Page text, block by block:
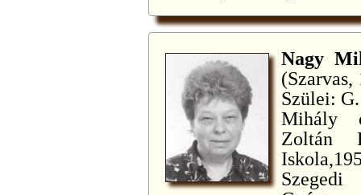
Nagy
Szülei:
Mihály
Zoltán